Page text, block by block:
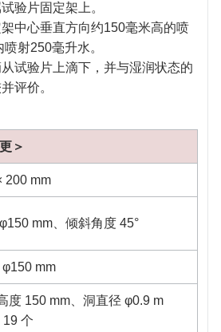
验片固定架上。
中心垂直方向约150毫米高的喷
射250毫升水。
试验片上滴下，并与湿润状态的
评价。
＞
200 mm
mm、倾斜角度 45°
mm
度 150 mm、洞直径 φ0.9 m
19 个